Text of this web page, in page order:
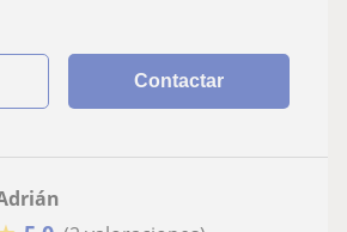
Contactar